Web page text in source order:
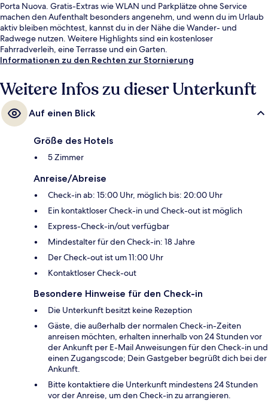
Porta Nuova. Gratis-Extras wie WLAN und Parkplätze ohne Service
machen den Aufenthalt besonders angenehm, und wenn du im Urlaub
aktiv bleiben möchtest, kannst du in der Nähe die Wander- und
Radwege nutzen. Weitere Highlights sind ein kostenloser
Fahrradverleih, eine Terrasse und ein Garten.
Informationen zu den Rechten zur Stornierung
Weitere Infos zu dieser Unterkunft
Auf einen Blick
Größe des Hotels
5 Zimmer
Anreise/Abreise
Check-in ab: 15:00 Uhr, möglich bis: 20:00 Uhr
Ein kontaktloser Check-in und Check-out ist möglich
Express-Check-in/out verfügbar
Mindestalter für den Check-in: 18 Jahre
Der Check-out ist um 11:00 Uhr
Kontaktloser Check-out
Besondere Hinweise für den Check-in
Die Unterkunft besitzt keine Rezeption
Gäste, die außerhalb der normalen Check-in-Zeiten
anreisen möchten, erhalten innerhalb von 24 Stunden vor
der Ankunft per E-Mail Anweisungen für den Check-in und
einen Zugangscode; Dein Gastgeber begrüßt dich bei der
Ankunft.
Bitte kontaktiere die Unterkunft mindestens 24 Stunden
vor der Anreise, um den Check-in zu arrangieren.